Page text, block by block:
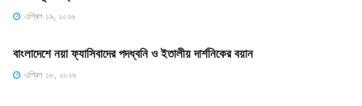
এপ্রিল ১৯, ২০২৬
বাংলাদেশে নয়া ফ্যাসিবাদের পদধ্বনি ও ইতালীয় দার্শনিকের বয়ান
এপ্রিল ১৮, ২০২৬